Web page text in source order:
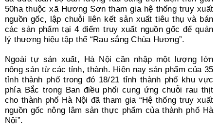
50ha thuộc xã Hương Sơn tham gia hệ thống truy xuất
nguồn gốc, lập chuỗi liên kết sản xuất tiêu thụ và bán
các sản phẩm tại 4 điểm truy xuất nguồn gốc để quản
lý thương hiệu tập thể “Rau sắng Chùa Hương”.
Ngoài tự sản xuất, Hà Nội cần nhập một lượng lớn
nông sản từ các tỉnh, thành. Hiện nay sản phẩm của 35
tỉnh thành phố trong đó 18/21 tỉnh thành phố khu vực
phía Bắc trong Ban điều phối cung ứng chuỗi rau thịt
cho thành phố Hà Nội đã tham gia “Hệ thống truy xuất
nguồn gốc nông lâm sản thực phẩm của thành phố Hà
Nội”.